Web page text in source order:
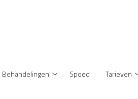
Behandelingen
Spoed
Tarieven